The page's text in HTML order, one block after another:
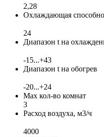
2,28
Охлаждающая
24
Диапазон t на
-15...+43
Диапазон t на обогрев
-20...+24
Max кол-во комнат
3
Расход воздуха, м3/ч
4000